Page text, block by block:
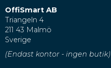
OffiSmart AB
Triangeln 4
211 43 Malmö
Sverige
(Endast kontor - ingen butik)